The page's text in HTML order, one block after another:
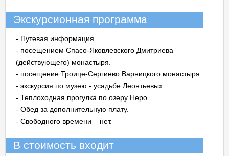
Экскурсионная программа
- Путевая информация.
- посещением Спасо-Яковлевского Дмитриева
(действующего) монастыря.
- посещение Троице-Сергиево Варницкого монастыря
- экскурсия по музею - усадьбе Леонтьевых
- Теплоходная прогулка по озеру Неро.
- Обед за дополнительную плату.
- Свободного времени – нет.
В стоимость входит